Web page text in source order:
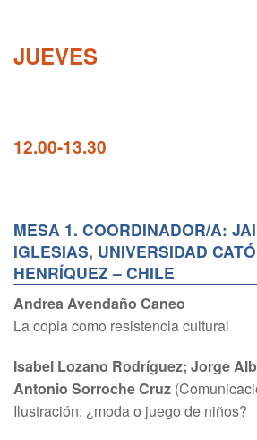
JUEVES
12.00-13.30
MESA 1. COORDINADOR/A:
IGLESIAS, UNIVERSIDAD
HENRÍQUEZ – CHILE
Andrea Avendaño Caneo
La copia como resistencia cultural
Isabel Lozano Rodríguez; Jorge
Antonio Sorroche Cruz
Ilustración: ¿moda o juego de niños?